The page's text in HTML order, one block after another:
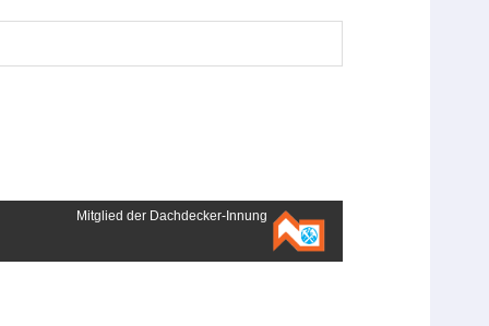
Mitglied der Dachdecker-Innung